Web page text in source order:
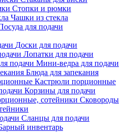
Стопки и рюмки
Чашки из стекла
для подачи
Доски для подачи
Лопатки для подачи
Мини-ведра для подачи
Блюда для запекания
Кастрюли порционные
Корзины для подачи
Сковороды
Сланцы для подачи
инвентарь